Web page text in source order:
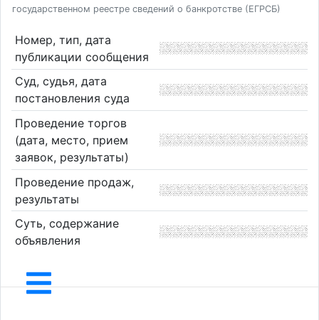
государственном реестре сведений о банкротстве (ЕГРСБ)
Номер, тип, дата
публикации сообщения
Суд, судья, дата
постановления суда
Проведение торгов
(дата, место, прием
заявок, результаты)
Проведение продаж,
результаты
Суть, содержание
объявления